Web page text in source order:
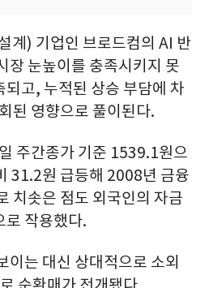
계) 기업인 브로드컴의 AI 반
장 눈높이를 충족시키지 못
고, 누적된 상승 부담에 차
된 영향으로 풀이된다.
주간종가 기준 1539.1원으
31.2원 급등해 2008년 금융
치솟은 점도 외국인의 자금
로 작용했다.
이는 대신 상대적으로 소외